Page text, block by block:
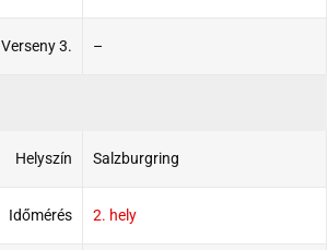
Verseny 3. –
Helyszín Salzburgring
Időmérés 2. hely